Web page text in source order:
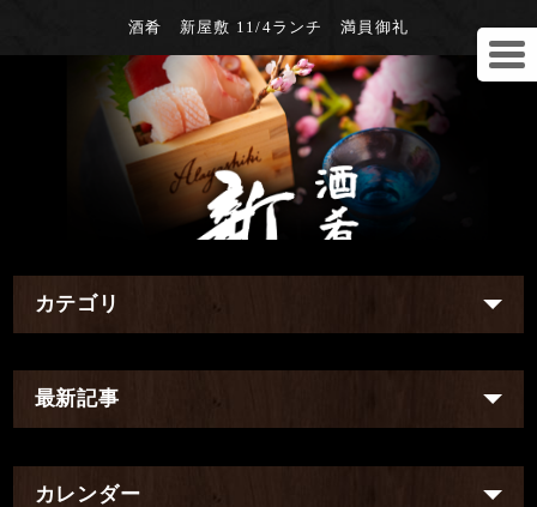
酒肴 新屋敷 11/4ランチ 満員御礼
カテゴリ
最新記事
カレンダー